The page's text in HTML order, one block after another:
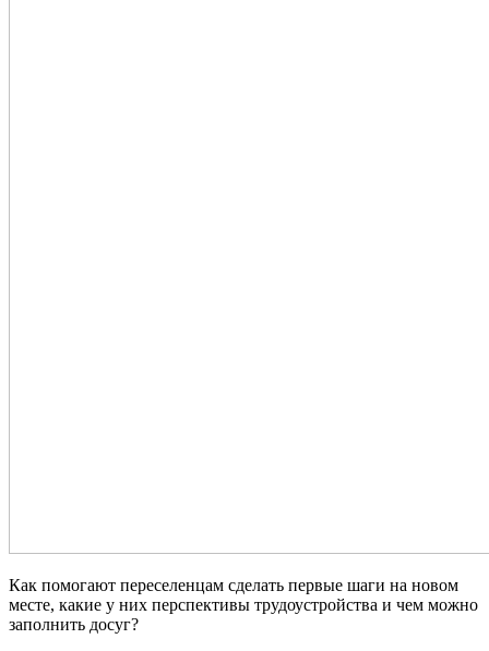
Как помогают переселенцам сделать первые шаги на новом
месте, какие у них перспективы трудоустройства и чем можно
заполнить досуг?